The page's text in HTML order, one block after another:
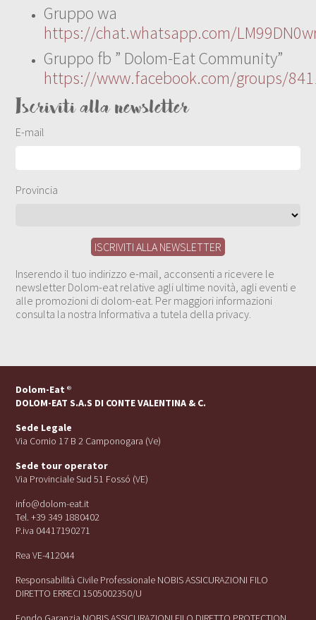
Gruppo wa
https://chat.whatsapp.com/
Gruppo fb ” Dolom-Eat Community”
https://www.facebook.com/groups/
Iscriviti alla newsletter
E-mail
Provincia
Inserendo il tuo indirizzo e-mail, acconsenti a ricevere le
newsletter Dolom-eat relative agli ultime novità, agli eventi e
alle promozioni di dolom-eat. Per maggiori informazioni
consulta la nostra Informativa a tutela della privacy.
Dolom-Eat ®
DOLOM-EAT S.A.S DI CONTE VALENTINA & C.
Sede Legale
Via Cornio 17 B 2 Camponogara (Ve)
Sede tour operator
Via Provinciale Sud 51 Fossó (VE)
info@dolom-eat.it
Tel. +39 349 1880402
P.iva 04417190271
Rea VE-412044
Responsabilità Civile Professionale NOBIS ASSICURAZIONI FILO
DIRETTO ERRECI 1505002350/U